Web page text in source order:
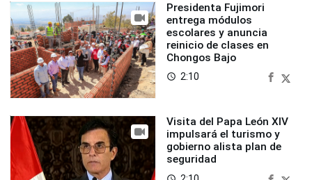
Presidenta Fujimori
entrega módulos
escolares y anuncia
reinicio de clases en
Chongos Bajo
access_time 2:10
Visita del Papa León XIV
impulsará el turismo y
gobierno alista plan de
seguridad